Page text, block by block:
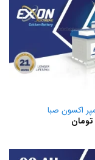
تومان